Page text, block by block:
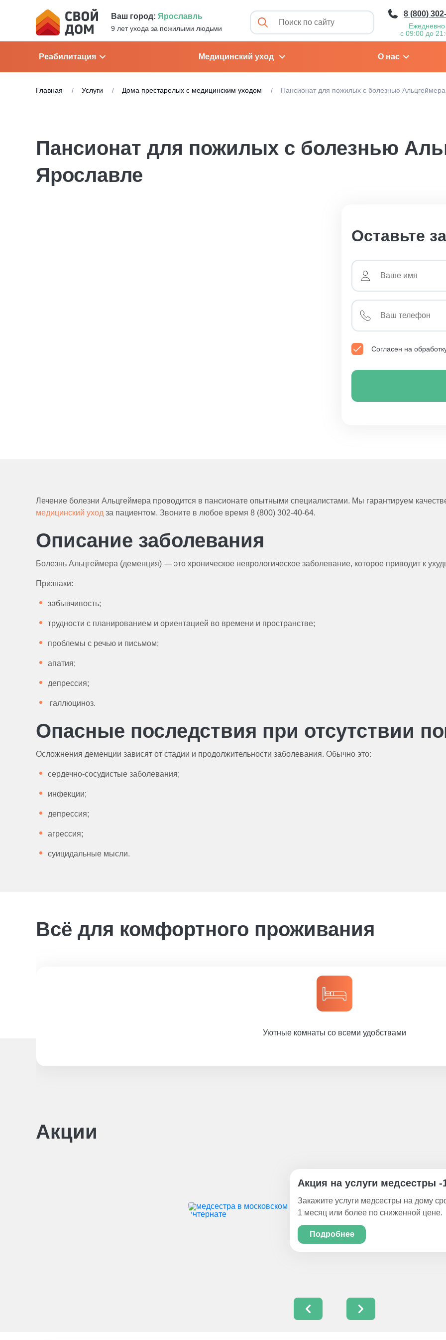
Ваш город: Ярославль
9 лет ухода за пожилыми людьми
8 (800)
Ежедневно
с 09:00 до
Реабилитация Медицинский уход О нас
Главная Услуги Дома престарелых с медицинским уходом Пансионат для пожилых с болезнью Альцгеймера
Пансионат для пожилых с болезнью
Ярославле
Оставьте
Согласен на
Лечение болезни Альцгеймера проводится в пансионате опытными специалистами. Мы гарантируем
медицинский уход за пациентом. Звоните в любое время 8 (800) 302-40-64.
Описание заболевания
Болезнь Альцгеймера (деменция) — это хроническое неврологическое заболевание, которое приводит к
Признаки:
забывчивость;
трудности с планированием и ориентацией во времени и пространстве;
проблемы с речью и письмом;
апатия;
депрессия;
галлюциноз.
Опасные последствия при отсутствии
Осложнения деменции зависят от стадии и продолжительности заболевания. Обычно это:
сердечно-сосудистые заболевания;
инфекции;
депрессия;
агрессия;
суицидальные мысли.
Всё для комфортного проживания
Уютные комнаты со всеми удобствами
Акции
Акция на услуги медсестры -
Закажите услуги медсестры на дому
1 месяц или более по сниженной цене.
Подробнее